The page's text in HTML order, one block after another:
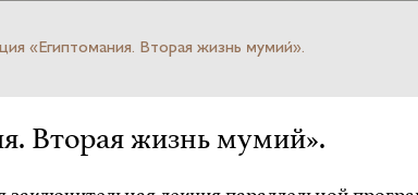
«Египтомания. Вторая жизнь мумий».
Вторая жизнь мумий».